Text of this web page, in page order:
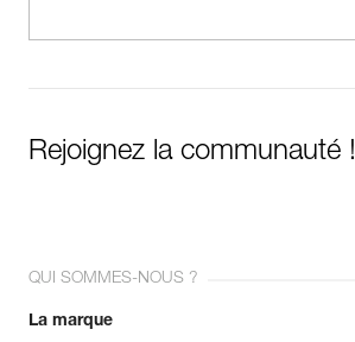
Rejoignez la communauté !
QUI SOMMES-NOUS ?
La marque